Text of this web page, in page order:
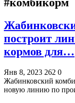
построит
кормов для…
Янв 8, 2023 262 0
Жабинковский
новую линию по